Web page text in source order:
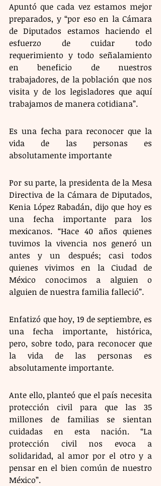
Apuntó que cada vez estamos mejor
preparados, y “por eso en la Cámara
de Diputados estamos haciendo el
esfuerzo de cuidar todo
requerimiento y todo señalamiento
en beneficio de nuestros
trabajadores, de la población que nos
visita y de los legisladores que aquí
trabajamos de manera cotidiana”.
Es una fecha para reconocer que la
vida de las personas es
absolutamente importante
Por su parte, la presidenta de la Mesa
Directiva de la Cámara de Diputados,
Kenia López Rabadán, dijo que hoy es
una fecha importante para los
mexicanos. “Hace 40 años quienes
tuvimos la vivencia nos generó un
antes y un después; casi todos
quienes vivimos en la Ciudad de
México conocimos a alguien o
alguien de nuestra familia falleció”.
Enfatizó que hoy, 19 de septiembre, es
una fecha importante, histórica,
pero, sobre todo, para reconocer que
la vida de las personas es
absolutamente importante.
Ante ello, planteó que el país necesita
protección civil para que las 35
millones de familias se sientan
cuidadas en esta nación. “La
protección civil nos evoca a
solidaridad, al amor por el otro y a
pensar en el bien común de nuestro
México”.